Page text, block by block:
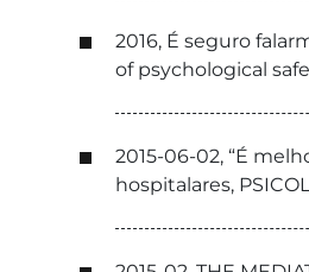
2016, É seguro
of psychological
2015-06-02, “É
hospitalares,